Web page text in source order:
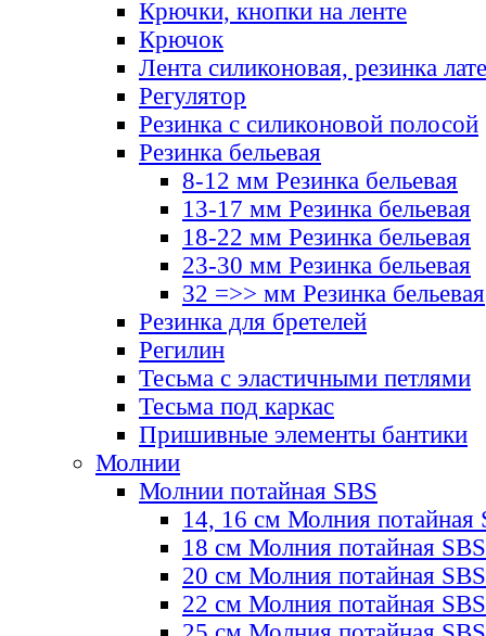
Крючки, кнопки на ленте
Крючок
Лента силиконовая, резинка
Регулятор
Резинка с силиконовой полосой
Резинка бельевая
8-12 мм Резинка бельевая
13-17 мм Резинка бельевая
18-22 мм Резинка бельевая
23-30 мм Резинка бельевая
32 =>> мм Резинка бельевая
Резинка для бретелей
Регилин
Тесьма с эластичными петлями
Тесьма под каркас
Пришивные элементы бантики
Молнии
Молнии потайная SBS
14, 16 см Молния потайная
18 см Молния потайная SBS
20 см Молния потайная SBS
22 см Молния потайная SBS